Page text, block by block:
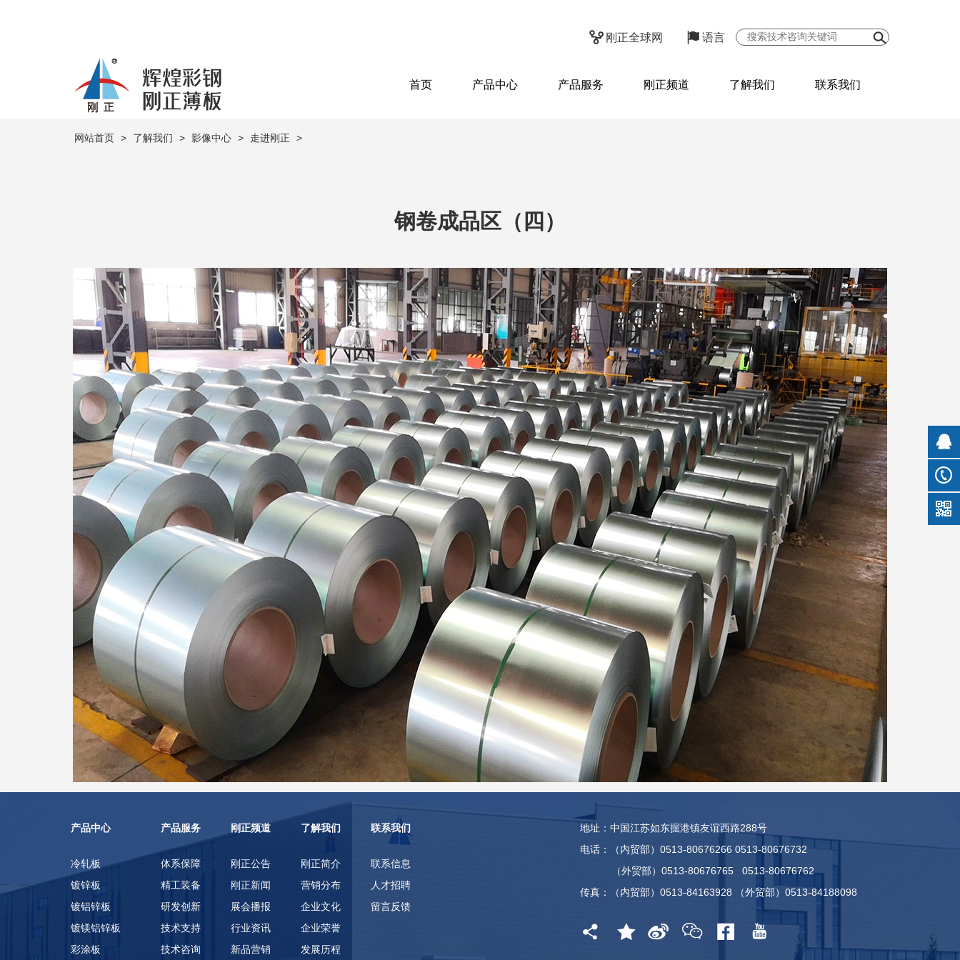
语言
刚正全球网
首页 产品中心 产品服务 刚正频道 了解我们 联系我们
网站首页 > 了解我们 > 影像中心 > 走进刚正 >
钢卷成品区（四）
产品中心
冷轧板
镀锌板
镀铝锌板
镀镁铝锌板
彩涂板
产品服务
体系保障
精工装备
研发创新
技术支持
技术咨询
刚正频道
刚正公告
刚正新闻
展会播报
行业资讯
新品营销
了解我们
刚正简介
营销分布
企业文化
企业荣誉
发展历程
联系我们
联系信息
人才招聘
留言反馈
地址：中国江苏如东掘港镇友谊西路288号
电话：（内贸部）0513-80676266 0513-80676732
（外贸部）0513-80676765 0513-80676762
传真：（内贸部）0513-84163928 （外贸部）0513-84188098